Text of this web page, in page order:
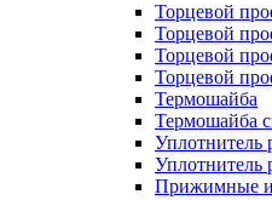
Торцевой
Торцевой
Торцевой
Торцевой
Термошайба
Термошайба
Уплотнитель
Уплотнитель
Прижимные